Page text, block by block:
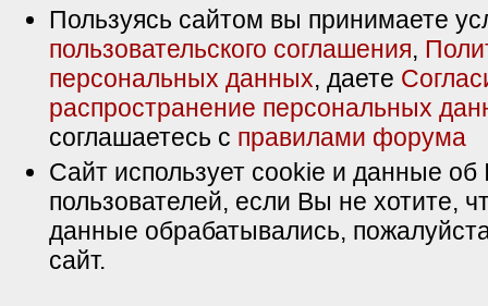
Пользуясь сайтом вы принимаете
пользовательского соглашения,
персональных данных, даете
распространение персональных
соглашаетесь с правилами форума
Сайт использует cookie и данные об
пользователей, если Вы не хотите,
данные обрабатывались,
сайт.